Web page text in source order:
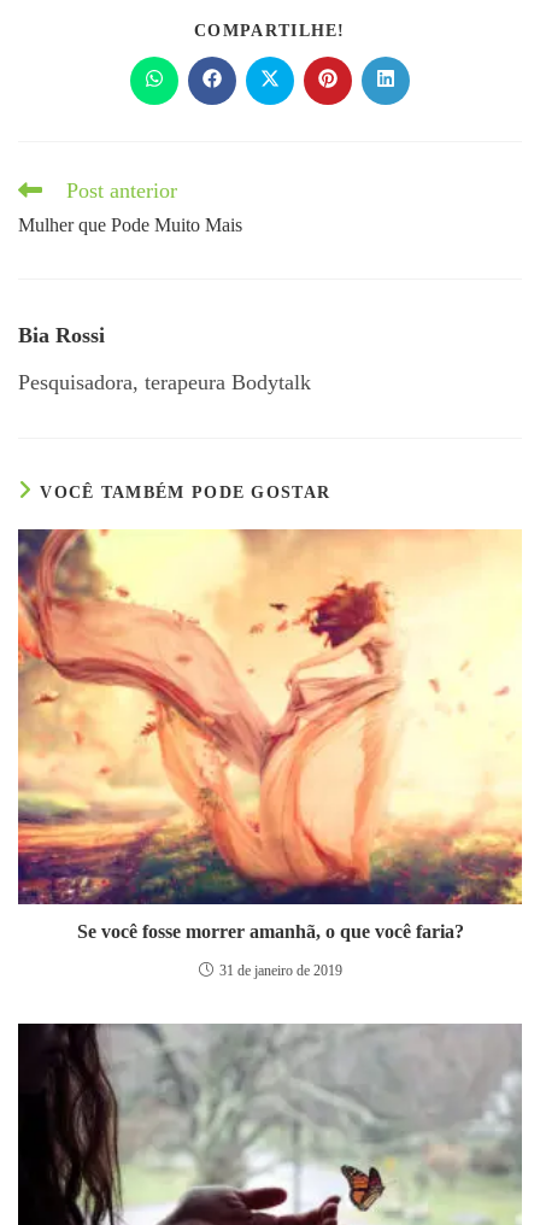
COMPARTILHE!
Post anterior
Mulher que Pode Muito Mais
Bia Rossi
Pesquisadora, terapeura Bodytalk
VOCÊ TAMBÉM PODE GOSTAR
Se você fosse morrer amanhã, o que você faria?
31 de janeiro de 2019